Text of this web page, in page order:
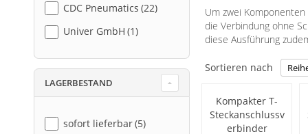
Um zwei
die Verbindung ohne
diese Ausführung
Sortieren nach
Kompakter T-
Steckanschlussv
erbinder
CDC Pneumatics 22
Univer GmbH 1
LAGERBESTAND
sofort lieferbar 5